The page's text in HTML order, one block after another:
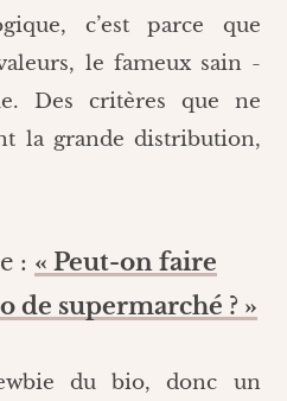
c’est parce que
le fameux sain -
Des critères que ne
la grande distribution,
: « Peut-on faire
de supermarché ? »
du bio, donc un